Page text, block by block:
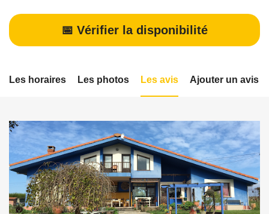
📅 Vérifier la disponibilité
Les horaires Les photos Les avis Ajouter un avis